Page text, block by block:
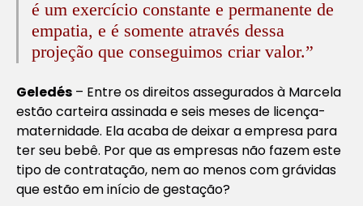
é um exercício constante e permanente de
empatia, e é somente através dessa
projeção que conseguimos criar valor.”
Geledés – Entre os direitos assegurados à Marcela
estão carteira assinada e seis meses de licença-
maternidade. Ela acaba de deixar a empresa para
ter seu bebê. Por que as empresas não fazem este
tipo de contratação, nem ao menos com grávidas
que estão em início de gestação?